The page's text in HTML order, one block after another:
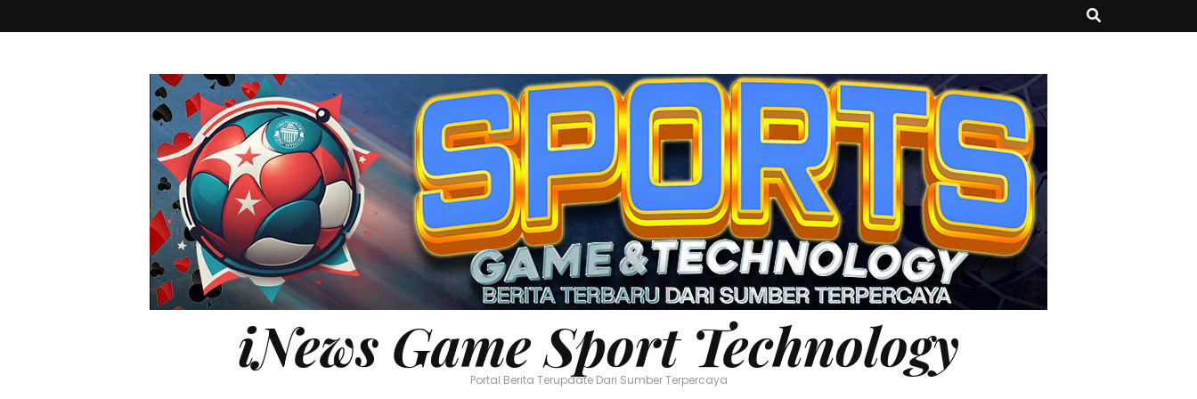
iNews Game Sport Technology
Portal Berita Terupdate Dari Sumber Terpercaya